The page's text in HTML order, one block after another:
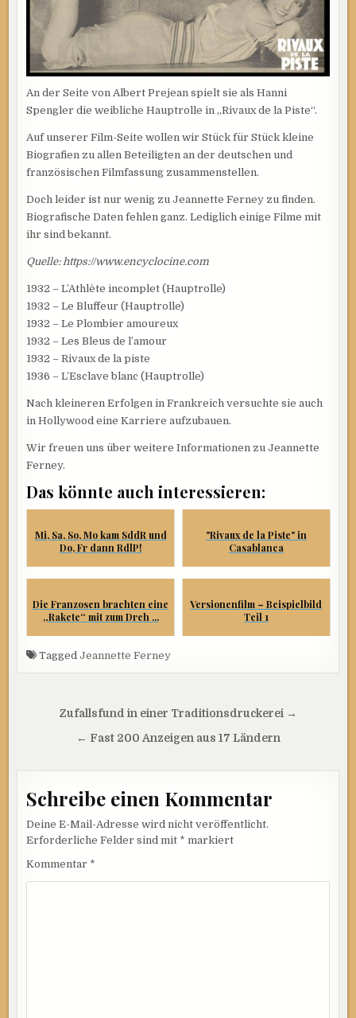
An der Seite von Albert Prejean spielt sie als Hanni
Spengler die weibliche Hauptrolle in „Rivaux de la Piste“.
Auf unserer Film-Seite wollen wir Stück für Stück kleine
Biografien zu allen Beteiligten an der deutschen und
französischen Filmfassung zusammenstellen.
Doch leider ist nur wenig zu Jeannette Ferney zu finden.
Biografische Daten fehlen ganz. Lediglich einige Filme mit
ihr sind bekannt.
Quelle: https://www.encyclocine.com
1932 – L’Athlète incomplet (Hauptrolle)
1932 – Le Bluffeur (Hauptrolle)
1932 – Le Plombier amoureux
1932 – Les Bleus de l’amour
1932 – Rivaux de la piste
1936 – L’Esclave blanc (Hauptrolle)
Nach kleineren Erfolgen in Frankreich versuchte sie auch
in Hollywood eine Karriere aufzubauen.
Wir freuen uns über weitere Informationen zu Jeannette
Ferney.
Das könnte auch interessieren:
Mi, Sa, So, Mo kam SddR und
Do, Fr dann RdlP!
"Rivaux de la Piste" in
Casablanca
Die Franzosen brachten eine
„Rakete“ mit zum Dreh ...
Versionenfilm – Beispielbild
Teil 1
TaggedJeannette Ferney
Beitragsnavigation
Zufallsfund in einer Traditionsdruckerei →
← Fast 200 Anzeigen aus 17 Ländern
Schreibe einen Kommentar
Deine E-Mail-Adresse wird nicht veröffentlicht.
Erforderliche Felder sind mit * markiert
Kommentar *